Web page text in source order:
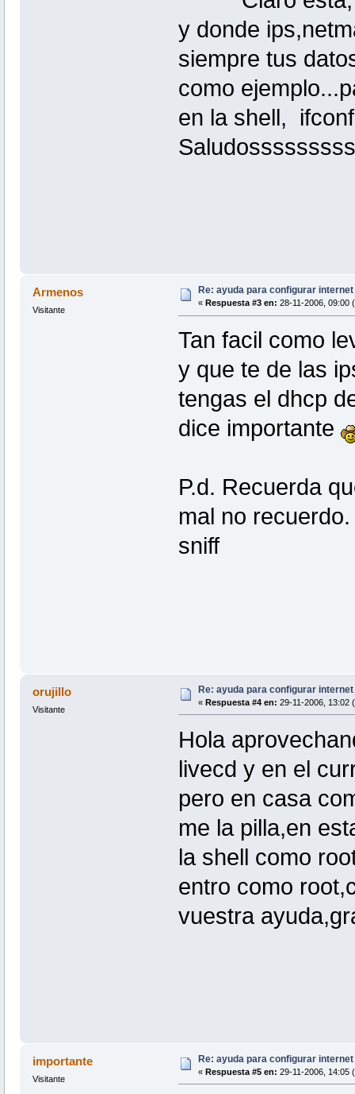
y donde
siempre tus
como
en la shell,
Armenos
Visitante
Re: ayuda para configurar
« Respuesta #3 en: 28-11-2006, 09:00
Tan facil como
y que te de las
tengas el dhcp
dice importante
P.d. Recuerda
mal no
sniff
orujillo
Visitante
Re: ayuda para configurar
« Respuesta #4 en: 29-11-2006, 13:02
Hola
livecd y en el
pero en casa
me la pilla,en
la shell como
entro como
vuestra
importante
Visitante
Re: ayuda para configurar
« Respuesta #5 en: 29-11-2006, 14:05